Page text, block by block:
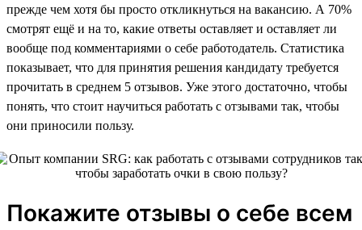
прежде чем хотя бы просто откликнуться на вакансию. А 70%
смотрят ещё и на то, какие ответы оставляет и оставляет ли
вообще под комментариями о себе работодатель. Статистика
показывает, что для принятия решения кандидату требуется
прочитать в среднем 5 отзывов. Уже этого достаточно, чтобы
понять, что стоит научиться работать с отзывами так, чтобы
они приносили пользу.
Покажите отзывы о себе всем